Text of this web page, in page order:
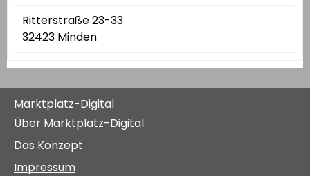
Ritterstraße 23-33
32423 Minden
Marktplatz-Digital
Über Marktplatz-Digital
Das Konzept
Impressum